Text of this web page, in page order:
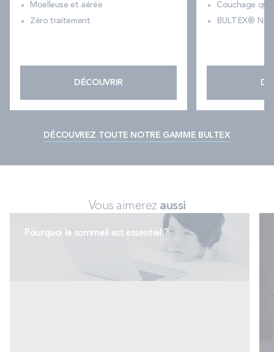
Moelleuse et aérée
Zéro traitement
DÉCOUVRIR
Couchage
BULTEX®
DÉCOUVREZ TOUTE NOTRE GAMME BULTEX
Vous aimerez aussi
Pourquoi le sommeil est essentiel ?